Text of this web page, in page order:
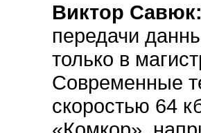
Виктор
передачи
только в
Современные
скоростью 64